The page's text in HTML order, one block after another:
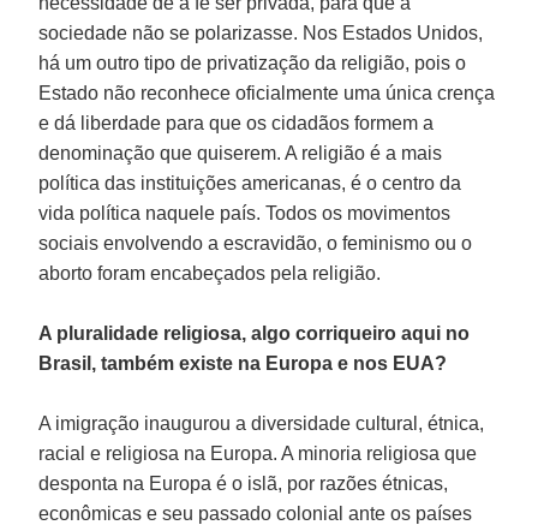
sociedade não se polarizasse. Nos Estados Unidos,
há um outro tipo de privatização da religião, pois o
Estado não reconhece oficialmente uma única crença
e dá liberdade para que os cidadãos formem a
denominação que quiserem. A religião é a mais
política das instituições americanas, é o centro da
vida política naquele país. Todos os movimentos
sociais envolvendo a escravidão, o feminismo ou o
aborto foram encabeçados pela religião.
A pluralidade religiosa, algo corriqueiro aqui no
Brasil, também existe na Europa e nos EUA?
A imigração inaugurou a diversidade cultural, étnica,
racial e religiosa na Europa. A minoria religiosa que
desponta na Europa é o islã, por razões étnicas,
econômicas e seu passado colonial ante os países